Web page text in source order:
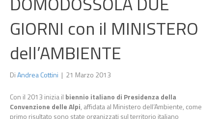
GIORNI con il MINISTERO
dell’AMBIENTE
DiAndrea Cottini | 21 Marzo 2013
Con il 2013 inizia il biennio italiano di Presidenza della
Convenzione delle Alpi, affidata al Ministero dell’Ambiente, come
primo risultato sono state organizzati sul territorio italiano